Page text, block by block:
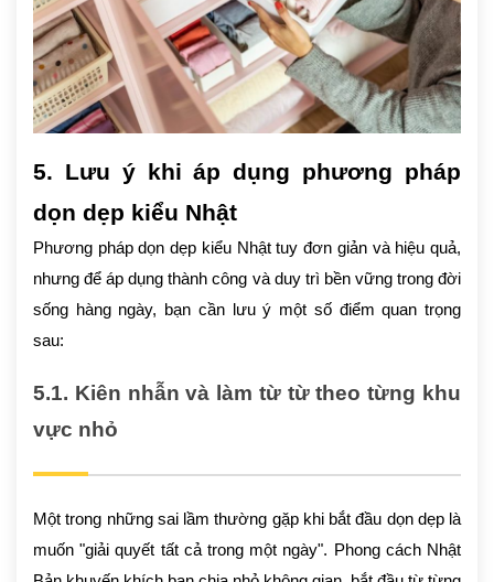
5. Lưu ý khi áp dụng phương pháp
dọn dẹp kiểu Nhật
Phương pháp dọn dẹp kiểu Nhật tuy đơn giản và hiệu quả,
nhưng để áp dụng thành công và duy trì bền vững trong đời
sống hàng ngày, bạn cần lưu ý một số điểm quan trọng
sau:
5.1. Kiên nhẫn và làm từ từ theo từng khu
vực nhỏ
Một trong những sai lầm thường gặp khi bắt đầu dọn dẹp là
muốn "giải quyết tất cả trong một ngày". Phong cách Nhật